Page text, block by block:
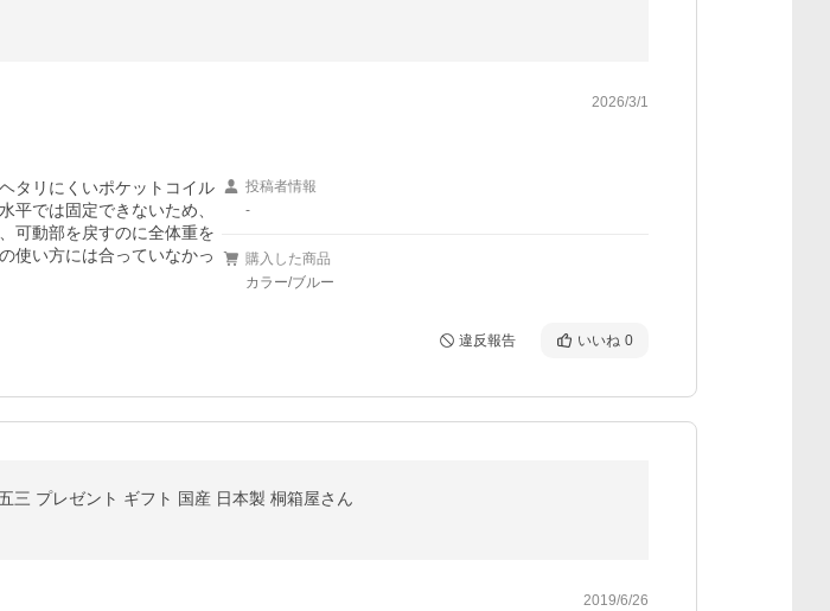
2026/3/1
タリにくいポケットコイル
平では固定できないため、
可動部を戻すのに全体重を
使い方には合っていなかっ
投稿者情報
-
購入した商品
カラー/ブルー
違反報告 いいね 0
三 プレゼント ギフト 国産 日本製 桐箱屋さん
2019/6/26